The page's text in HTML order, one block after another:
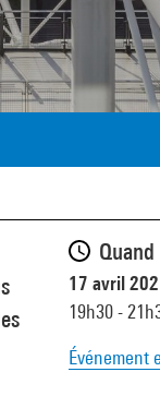
Quand
17 avril
19h30 -
Événement